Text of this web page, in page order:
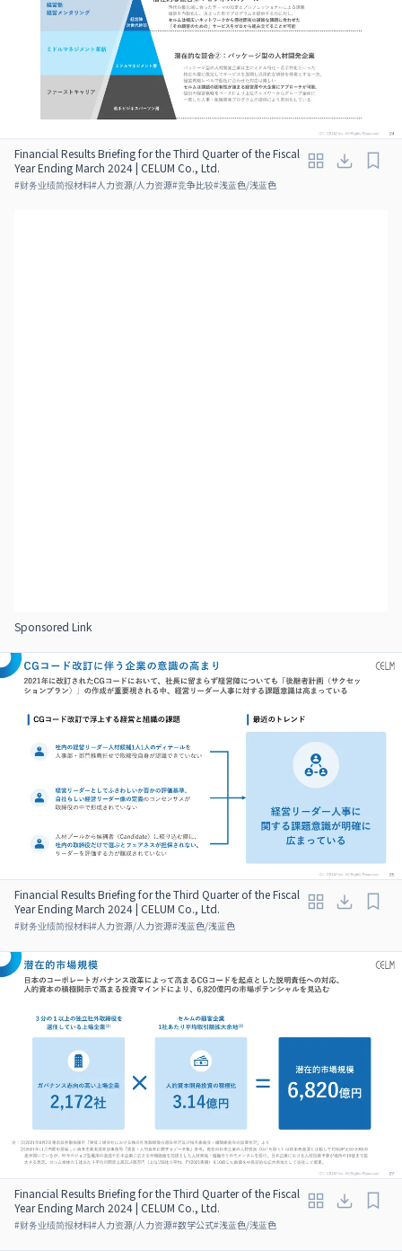
Financial Results Briefing for the Third Quarter of the Fiscal
Year Ending March 2024 | CELUM Co., Ltd.
#财务业绩简报材料#人力资源/人力资源#竞争比较#浅蓝色/浅蓝色
Sponsored Link
Financial Results Briefing for the Third Quarter of the Fiscal
Year Ending March 2024 | CELUM Co., Ltd.
#财务业绩简报材料#人力资源/人力资源#浅蓝色/浅蓝色
Financial Results Briefing for the Third Quarter of the Fiscal
Year Ending March 2024 | CELUM Co., Ltd.
#财务业绩简报材料#人力资源/人力资源#数学公式#浅蓝色/浅蓝色